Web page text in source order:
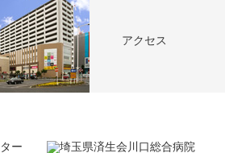
アクセス